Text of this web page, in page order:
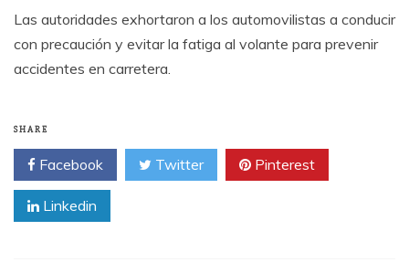
Las autoridades exhortaron a los automovilistas a conducir
con precaución y evitar la fatiga al volante para prevenir
accidentes en carretera.
SHARE
Facebook Twitter Pinterest
Linkedin